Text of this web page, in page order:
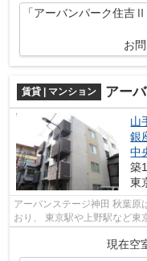
「アーバンパーク住吉
お
賃貸 | マンション アー
山
銀
中
築
東
アーバンステージ神田 秋葉原は山手線・銀座線・総武線・日比谷線が通って
おり、 東京駅や上野駅など東京の主
現在空